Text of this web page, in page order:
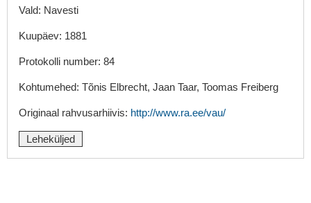
Vald: Navesti
Kuupäev: 1881
Protokolli number: 84
Kohtumehed: Tõnis Elbrecht, Jaan Taar, Toomas Freiberg
Originaal rahvusarhiivis: http://www.ra.ee/vau/
Leheküljed